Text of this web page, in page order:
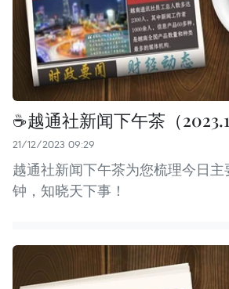
☕️越通社新闻下午茶（
21/12/2023 09:29
越通社新闻下午茶为您梳理今日
钟，知晓天下事！